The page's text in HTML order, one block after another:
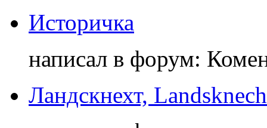
Историчка
написал в форум:
Ландскнехт,